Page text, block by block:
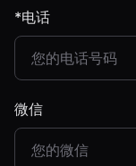
*电话
微信